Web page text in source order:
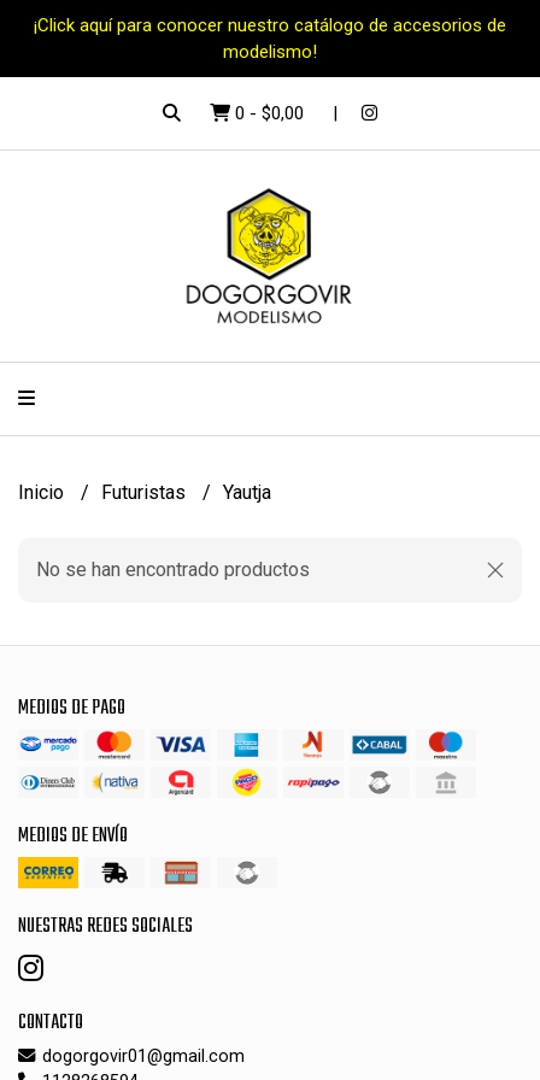
¡Click aquí para conocer nuestro catálogo de accesorios de
modelismo!
0 - $0,00
Inicio Futuristas Yautja
No se han encontrado productos
MEDIOS DE PAGO
MEDIOS DE ENVÍO
NUESTRAS REDES SOCIALES
CONTACTO
dogorgovir01@gmail.com